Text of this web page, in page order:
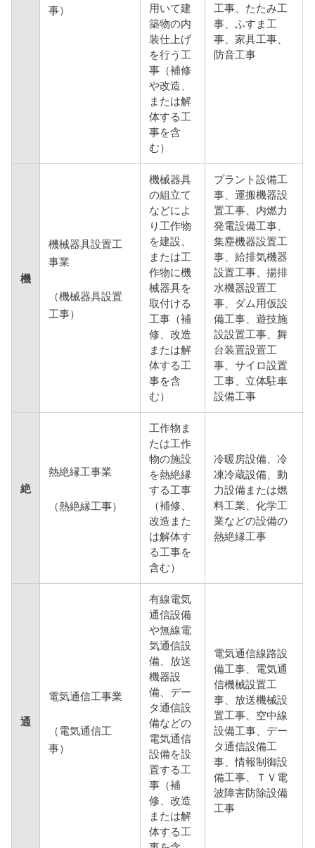
事）
用いて建
築物の内
装仕上げ
を行う工
事（補修
や改造、
または解
体する工
事を含
む）
工事、たたみ工
事、ふすま工
事、家具工事、
防音工事
機
機械器具設置工
事業
（機械器具設置
工事）
機械器具
の組立て
などによ
り工作物
を建設、
または工
作物に機
械器具を
取付ける
工事（補
修、改造
または解
体する工
事を含
む）
プラント設備工
事、運搬機器設
置工事、内燃力
発電設備工事、
集塵機器設置工
事、給排気機器
設置工事、揚排
水機器設置工
事、ダム用仮設
備工事、遊技施
設設置工事、舞
台装置設置工
事、サイロ設置
工事、立体駐車
設備工事
絶
熱絶縁工事業
（熱絶縁工事）
工作物ま
たは工作
物の施設
を熱絶縁
する工事
（補修、
改造また
は解体す
る工事を
含む）
冷暖房設備、冷
凍冷蔵設備、動
力設備または燃
料工業、化学工
業などの設備の
熱絶縁工事
通
電気通信工事業
（電気通信工
事）
有線電気
通信設備
や無線電
気通信設
備、放送
機器設
備、デー
タ通信設
備などの
電気通信
設備を設
置する工
事（補
修、改造
または解
体する工
電気通信線路設
備工事、電気通
信機械設置工
事、放送機械設
置工事、空中線
設備工事、デー
タ通信設備工
事、情報制御設
備工事、ＴＶ電
波障害防除設備
工事